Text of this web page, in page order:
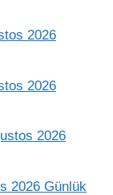
2026
2026
2026
2026 Günlük